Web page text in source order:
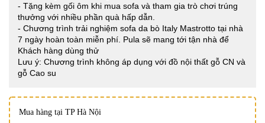
- Tặng kèm gối ôm khi mua sofa và tham gia trò chơi trúng
thưởng với nhiều phần quà hấp dẫn.
- Chương trình trải nghiệm sofa da bò Italy Mastrotto tại nhà
7 ngày hoàn toàn miễn phí. Pula sẽ mang tới tận nhà để
Khách hàng dùng thử
Lưu ý: Chương trình không áp dụng với đồ nội thất gỗ CN và
gỗ Cao su
Mua hàng tại TP Hà Nội